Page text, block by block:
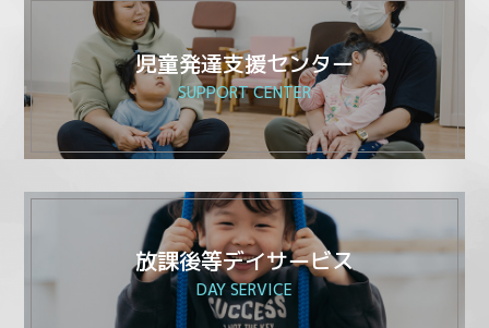
児童発達支援センター
SUPPORT CENTER
放課後等デイサービス
DAY SERVICE